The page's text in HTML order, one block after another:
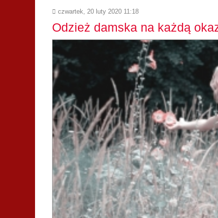
czwartek, 20 luty 2020 11:18
Odzież damska na każdą